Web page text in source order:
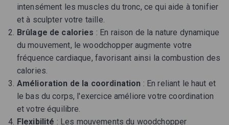
intensément les muscles du tronc, ce qui aide à tonifier
et à sculpter votre taille.
Brûlage de calories : En raison de la nature dynamique
du mouvement, le woodchopper augmente votre
fréquence cardiaque, favorisant ainsi la combustion des
calories.
Amélioration de la coordination : En reliant le haut et
le bas du corps, l'exercice améliore votre coordination
et votre équilibre.
Flexibilité : Les mouvements du woodchopper